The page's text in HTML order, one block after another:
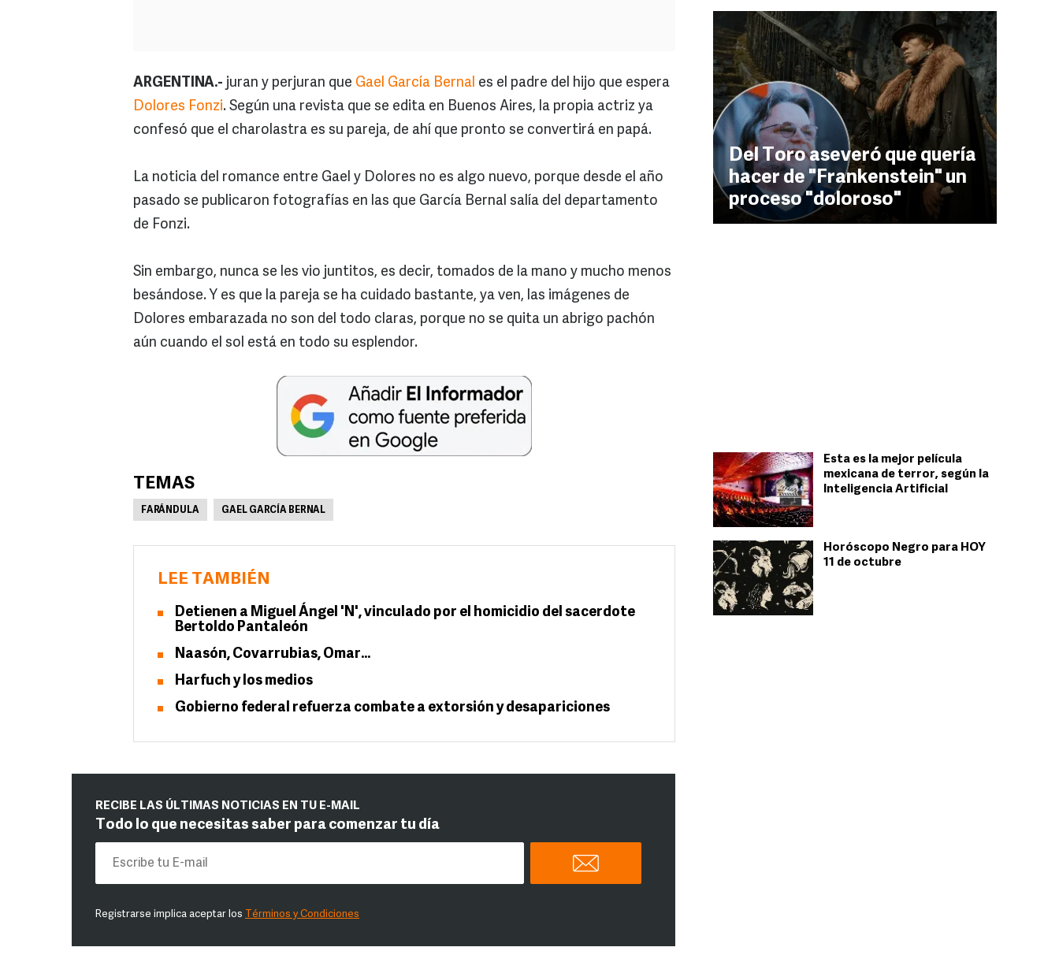
Del Toro aseveró que quería
hacer de "Frankenstein" un
proceso "doloroso"
Esta es la mejor película
mexicana de terror, según la
Inteligencia Artificial
Horóscopo Negro para HOY
11 de octubre
ARGENTINA.- juran y perjuran que Gael García Bernal es el padre del hijo que espera
Dolores Fonzi. Según una revista que se edita en Buenos Aires, la propia actriz ya
confesó que el charolastra es su pareja, de ahí que pronto se convertirá en papá.
La noticia del romance entre Gael y Dolores no es algo nuevo, porque desde el año
pasado se publicaron fotografías en las que García Bernal salía del departamento
de Fonzi.
Sin embargo, nunca se les vio juntitos, es decir, tomados de la mano y mucho menos
besándose. Y es que la pareja se ha cuidado bastante, ya ven, las imágenes de
Dolores embarazada no son del todo claras, porque no se quita un abrigo pachón
aún cuando el sol está en todo su esplendor.
TEMAS
FARÁNDULA GAEL GARCÍA BERNAL
LEE TAMBIÉN
Detienen a Miguel Ángel 'N', vinculado por el homicidio del sacerdote
Bertoldo Pantaleón
Naasón, Covarrubias, Omar…
Harfuch y los medios
Gobierno federal refuerza combate a extorsión y desapariciones
RECIBE LAS ÚLTIMAS NOTICIAS EN TU E-MAIL
Todo lo que necesitas saber para comenzar tu día
Registrarse implica aceptar los Términos y Condiciones